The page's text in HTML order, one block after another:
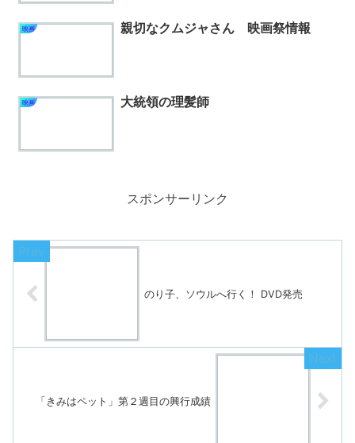
映画 親切なクムジャさん 映画祭情報
映画 大統領の理髪師
スポンサーリンク
のり子、ソウルへ行く！ DVD発売
「きみはペット」第２週目の興行成績